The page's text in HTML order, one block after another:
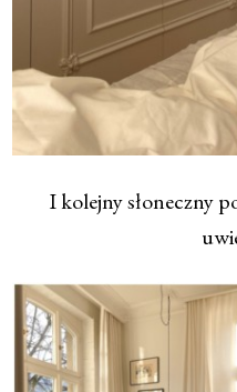
I kolejny słoneczny